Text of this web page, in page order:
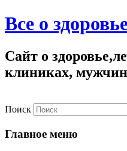
Все о
Сайт о
клиниках,
Поиск
Главное меню